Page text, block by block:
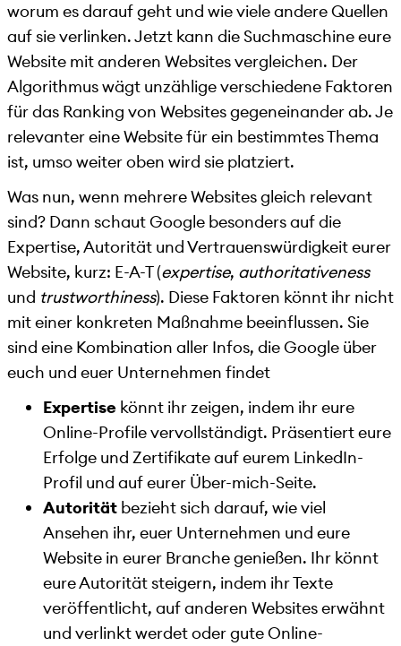
worum es darauf geht und wie viele andere Quellen
auf sie verlinken. Jetzt kann die Suchmaschine eure
Website mit anderen Websites vergleichen. Der
Algorithmus wägt unzählige verschiedene Faktoren
für das Ranking von Websites gegeneinander ab. Je
relevanter eine Website für ein bestimmtes Thema
ist, umso weiter oben wird sie platziert.
Was nun, wenn mehrere Websites gleich relevant
sind? Dann schaut Google besonders auf die
Expertise, Autorität und Vertrauenswürdigkeit eurer
Website, kurz: E-A-T (expertise, authoritativeness
und trustworthiness). Diese Faktoren könnt ihr nicht
mit einer konkreten Maßnahme beeinflussen. Sie
sind eine Kombination aller Infos, die Google über
euch und euer Unternehmen findet
Expertise könnt ihr zeigen, indem ihr eure
Online-Profile vervollständigt. Präsentiert eure
Erfolge und Zertifikate auf eurem LinkedIn-
Profil und auf eurer Über-mich-Seite.
Autorität bezieht sich darauf, wie viel
Ansehen ihr, euer Unternehmen und eure
Website in eurer Branche genießen. Ihr könnt
eure Autorität steigern, indem ihr Texte
veröffentlicht, auf anderen Websites erwähnt
und verlinkt werdet oder gute Online-